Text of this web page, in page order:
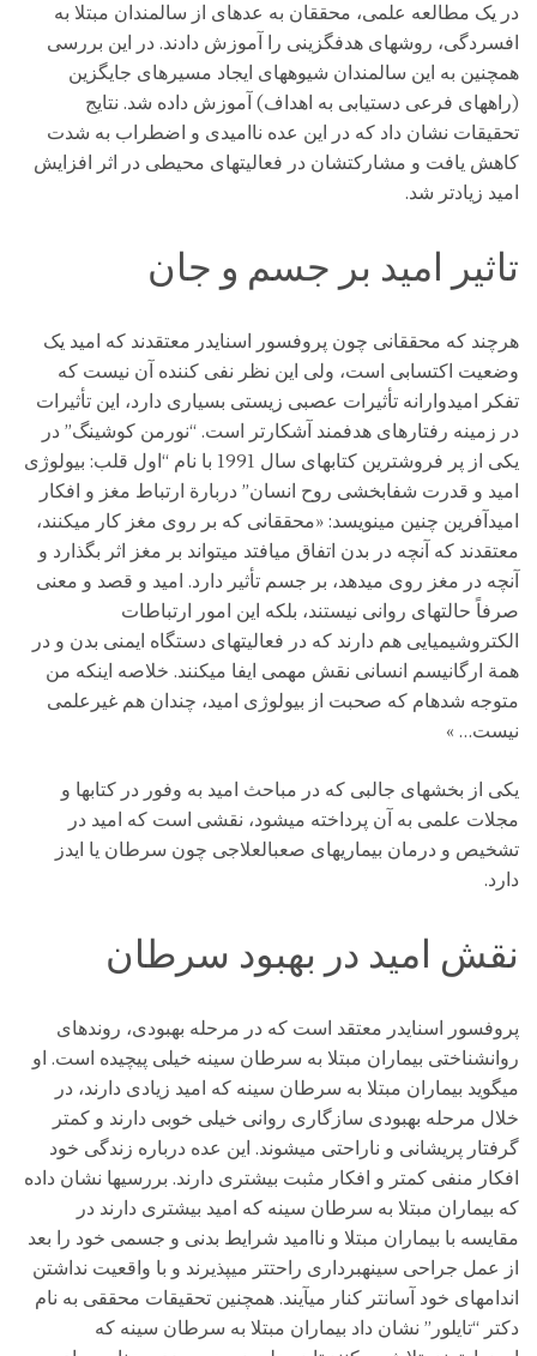
در یک مطالعه علمی، محققان به عدهای از سالمندان مبتلا به
افسردگی، روشهای هدفگزینی را آموزش دادند. در این بررسی
همچنین به این سالمندان شیوههای ایجاد مسیرهای جایگزین
(راههای فرعی دستیابی به اهداف) آموزش داده شد. نتایج
تحقیقات نشان داد که در این عده ناامیدی و اضطراب به شدت
کاهش یافت و مشارکتشان در فعالیتهای محیطی در اثر افزایش
امید زیادتر شد.
تاثیر امید بر جسم و جان
هرچند که محققانی چون پروفسور اسنایدر معتقدند که امید یک
وضعیت اکتسابی است، ولی این نظر نفی کننده آن نیست که
تفکر امیدوارانه تأثیرات عصبی زیستی بسیاری دارد، این تأثیرات
در زمینه رفتارهای هدفمند آشکارتر است. “نورمن کوشینگ” در
یکی از پر فروشترین کتابهای سال 1991 با نام “اول قلب: بیولوژی
امید و قدرت شفابخشی روح انسان” دربارة ارتباط مغز و افکار
امیدآفرین چنین مینویسد: «محققانی که بر روی مغز کار میکنند،
معتقدند که آنچه در بدن اتفاق میافتد میتواند بر مغز اثر بگذارد و
آنچه در مغز روی میدهد، بر جسم تأثیر دارد. امید و قصد و معنی
صرفاً حالتهای روانی نیستند، بلکه این امور ارتباطات
الکتروشیمیایی هم دارند که در فعالیتهای دستگاه ایمنی بدن و در
همة ارگانیسم انسانی نقش مهمی ایفا میکنند. خلاصه اینکه من
متوجه شدهام که صحبت از بیولوژی امید، چندان هم غیرعلمی
نیست… »
یکی از بخشهای جالبی که در مباحث امید به وفور در کتابها و
مجلات علمی به آن پرداخته میشود، نقشی است که امید در
تشخیص و درمان بیماریهای صعبالعلاجی چون سرطان یا ایدز
دارد.
نقش امید در بهبود سرطان
پروفسور اسنایدر معتقد است که در مرحله بهبودی، روندهای
روانشناختی بیماران مبتلا به سرطان سینه خیلی پیچیده است. او
میگوید بیماران مبتلا به سرطان سینه که امید زیادی دارند، در
خلال مرحله بهبودی سازگاری روانی خیلی خوبی دارند و کمتر
گرفتار پریشانی و ناراحتی میشوند. این عده درباره زندگی خود
افکار منفی کمتر و افکار مثبت بیشتری دارند. بررسیها نشان داده
که بیماران مبتلا به سرطان سینه که امید بیشتری دارند در
مقایسه با بیماران مبتلا و ناامید شرایط بدنی و جسمی خود را بعد
از عمل جراحی سینهبرداری راحتتر میپذیرند و با واقعیت نداشتن
اندامهای خود آسانتر کنار میآیند. همچنین تحقیقات محققی به نام
دکتر “تایلور” نشان داد بیماران مبتلا به سرطان سینه که